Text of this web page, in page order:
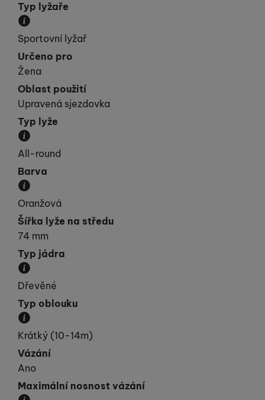
Typ lyžaře
Udává vaší „výkonnost“.
Sportovní lyžař
Určeno pro
Žena
Oblast použití
Upravená sjezdovka
Typ lyže
Kategorie, do které lyže spadá svými vlastnostmi.
All-round
Barva
Převládající barva výrobku.
Oranžová
Šířka lyže na středu
74 mm
Typ jádra
Materiál, ze kterého je jádro lyže vyrobeno.
Dřevěné
Typ oblouku
Přibližná velikost poloměru oblouku.
Krátký (10-14m)
Vázání
Ano
Maximální nosnost vázání